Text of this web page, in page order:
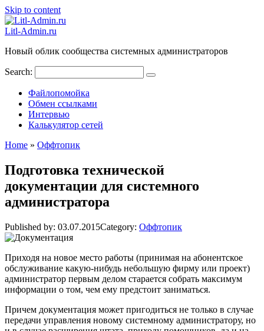
Skip to content
Litl-Admin.ru
Новый облик сообщества системных администраторов
Search:
Файлопомойка
Обмен ссылками
Интервью
Калькулятор сетей
Home » Оффтопик
Подготовка технической
документации для системного
администратора
Published by: 03.07.2015Category: Оффтопик
Приходя на новое место работы (принимая на абонентское
обслуживание какую-нибудь небольшую фирму или проект)
администратор первым делом старается собрать максимум
информации о том, чем ему предстоит заниматься.
Причем документация может пригодиться не только в случае
передачи управления новому системному администратору, но